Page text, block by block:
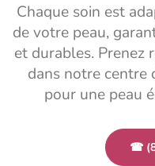
Chaque soin est
de votre peau,
et durables. Prenez
dans notre centre
pour une peau
☎